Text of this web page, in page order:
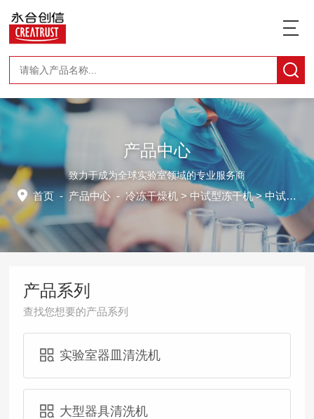
产品中心
致力于成为全球实验室领域的专业服务商
首页 - 产品中心 -冷冻干燥机 >中试型冻干机> 中试型冻干机CTFD-300S
产品系列
查找您想要的产品系列
实验室器皿清洗机
大型器具清洗机